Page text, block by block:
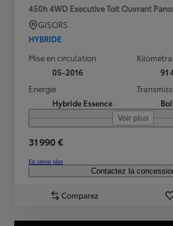
450h 4WD Executive Toit Ouvrant
GISORS
HYBRIDE
Mise en circulation
05-2016
91
Energie
Hybride Essence
Voir plus
31 990 €
En savoir plus
Contactez la
Comparez